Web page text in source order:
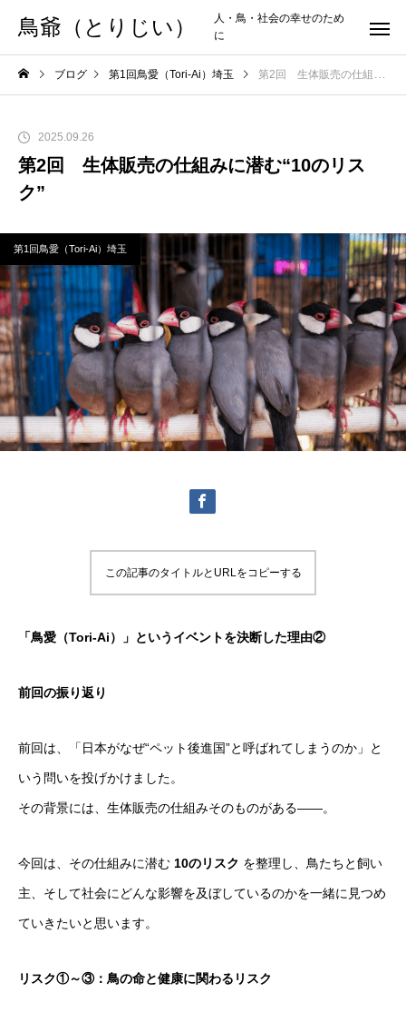
鳥爺（とりじい）
人・鳥・社会の幸せのため
に
ブログ 第1回鳥愛（Tori-Ai）埼玉 第2回 生体販売の仕組みに潜む“10のリスク”
2025.09.26
第2回 生体販売の仕組みに潜む“10のリス
ク”
第1回鳥愛（Tori-Ai）埼玉
この記事のタイトルとURLをコピーする
「鳥愛（Tori-Ai）」というイベントを決断した理由②
前回の振り返り
前回は、「日本がなぜ“ペット後進国”と呼ばれてしまうのか」と
いう問いを投げかけました。
その背景には、生体販売の仕組みそのものがある――。
今回は、その仕組みに潜む 10のリスク を整理し、鳥たちと飼い
主、そして社会にどんな影響を及ぼしているのかを一緒に見つめ
ていきたいと思います。
リスク①～③：鳥の命と健康に関わるリスク